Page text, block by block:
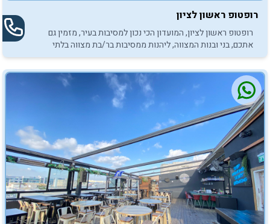
רופטופ ראשון לציון
רופטופ ראשון לציון, המועדון הכי נכון למסיבות בעיר, מזמין גם
אתכם, בני ובנות המצווה, ליהנות ממסיבות בר/בת מצווה בלתי
נשכחות.